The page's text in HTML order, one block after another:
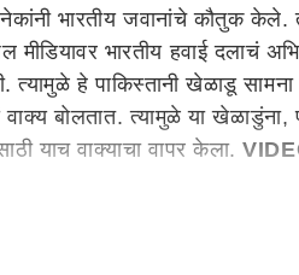
भारतीय जवानांचे कौतुक केले.
मीडियावर भारतीय हवाई दलाचं
त्यामुळे हे पाकिस्तानी खेळाडू
बोलतात. त्यामुळे या खेळाडुंना,
याच वाक्याचा वापर केला.